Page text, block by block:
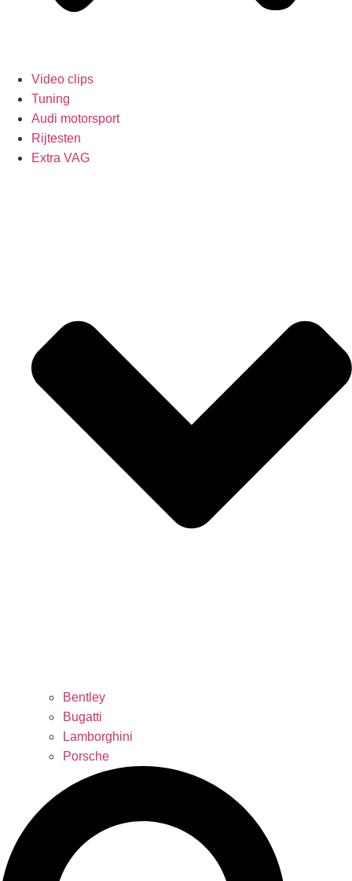
Video clips
Tuning
Audi motorsport
Rijtesten
Extra VAG
Bentley
Bugatti
Lamborghini
Porsche